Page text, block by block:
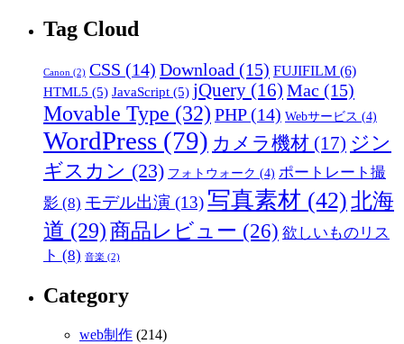
Tag Cloud
Canon (2) CSS (14) Download (15) FUJIFILM (6)
HTML5 (5) JavaScript (5) jQuery (16) Mac (15)
Movable Type (32) PHP(14) Webサービス (4)
WordPress (79) カメラ機材 (17) ジン
ギスカン (23) フォトウォーク (4) ポートレート撮
影 (8) モデル出演 (13) 写真素材 (42)北海
道 (29)商品レビュー (26) 欲しいものリス
ト (8) 音楽 (2)
Category
web制作 (214)